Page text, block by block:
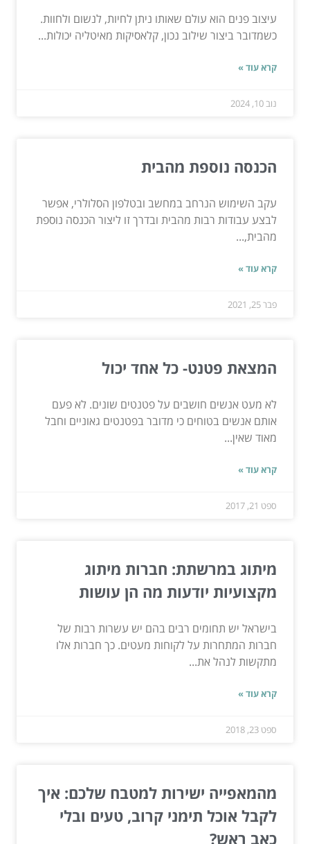
עיצוב פנים הוא עולם שאותו ניתן לחיות, לנשום ולחוות.
כשמדובר ביצור שילוב נכון, קלאסיקות מאיטליה יכולות...
קרא עוד »
נוב 10, 2024
הכנסה נוספת מהבית
עקב השימוש הנרחב במחשב ובטלפון הסלולרי, אפשר
לבצע עבודות רבות מהבית ובדרך זו ליצור הכנסה נוספת
מהבית,...
קרא עוד »
פבר 25, 2021
המצאת פטנט- כל אחד יכול
לא מעט אנשים חושבים על פטנטים שונים. לא פעם
אותם אנשים בטוחים כי מדובר בפטנטים גאוניים וחבל
מאוד שאין...
קרא עוד »
ספט 21, 2017
מיתוג במרשתת: חברות מיתוג
מקצועיות יודעות מה הן עושות
בישראל יש תחומים רבים בהם יש עשרות רבות של
חברות המתחרות על לקוחות מעטים. כך חברות אלו
מתקשות לנהל את...
קרא עוד »
ספט 23, 2018
מהמאפייה ישירות למטבח שלכם: איך
לקבל אוכל תימני קרוב, טעים ובלי
כאב ראש?